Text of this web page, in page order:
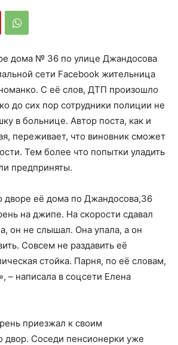
дома № 36 по улице Джандосова
сети Facebook жительница
С её слов, ДТП произошло
до сих пор сотрудники полиции не
в больнице. Автор поста, как и
переживает, что виновник сможет
Тем более что попытки уладить
предприняты.
дворе её дома по Джандосова,36
на джипе. На скорости сдавал
он не слышал. Она упала, а он
Совсем не раздавить её
стойка. Парня, по её словам,
– написала в соцсети Елена
приезжал к своим
двор. Соседи пенсионерки уже